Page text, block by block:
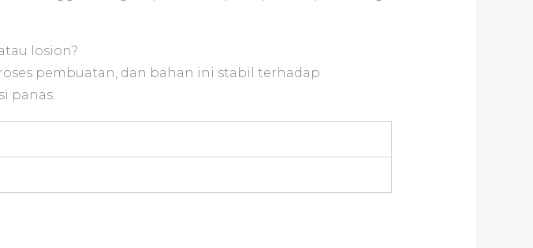
losion?
pembuatan, dan bahan ini stabil terhadap
panas.